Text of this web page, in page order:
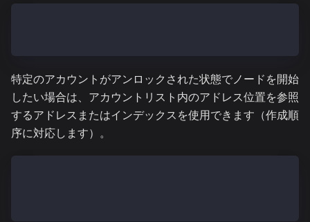
特定のアカウントがアンロックされた状態でノードを開始
したい場合は、アカウントリスト内のアドレス位置を参照
するアドレスまたはインデックスを使用できます（作成順
序に対応します）。